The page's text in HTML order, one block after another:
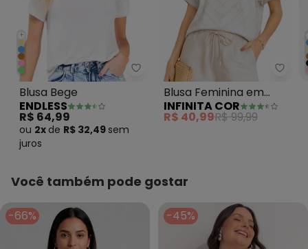
+
Endless - Blusa Bege
Blusa Bege
ENDLESS
R$ 64,99
ou 2x de R$ 32,49 sem
juros
Blusa Feminina em
Viscolinho Bege
INFINITA COR
R$ 40,99R$ 99,99
Você também pode gostar
-66% -45%